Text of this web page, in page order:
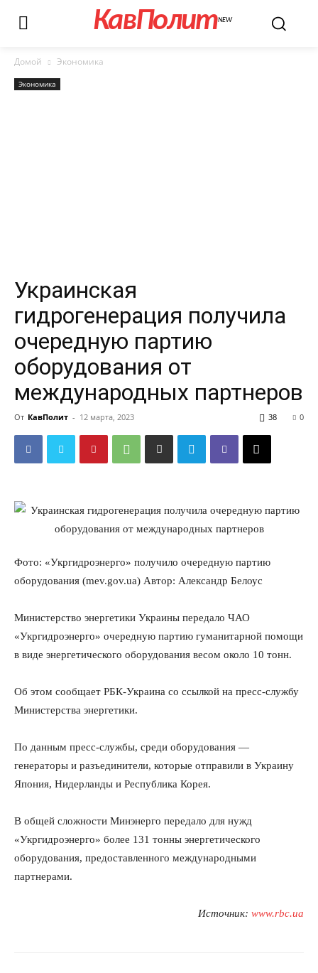
КавПолитNEW
Домой Экономика
Экономика
Украинская
гидрогенерация получила
очередную партию
оборудования от
международных партнеров
От КавПолит - 12 марта, 2023 0
38
Фото: «Укргидроэнерго» получило очередную партию
оборудования (mev.gov.ua) Автор: Александр Белоус
Министерство энергетики Украины передало ЧАО
«Укргидроэнерго» очередную партию гуманитарной помощи
в виде энергетического оборудования весом около 10 тонн.
Об этом сообщает РБК-Украина со ссылкой на пресс-службу
Министерства энергетики.
По данным пресс-службы, среди оборудования —
генераторы и разъединители, которые отправили в Украину
Япония, Нидерланды и Республика Корея.
В общей сложности Минэнерго передало для нужд
«Укргидроэнерго» более 131 тонны энергетического
оборудования, предоставленного международными
партнерами.
Источник: www.rbc.ua